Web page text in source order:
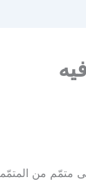
متمّم من